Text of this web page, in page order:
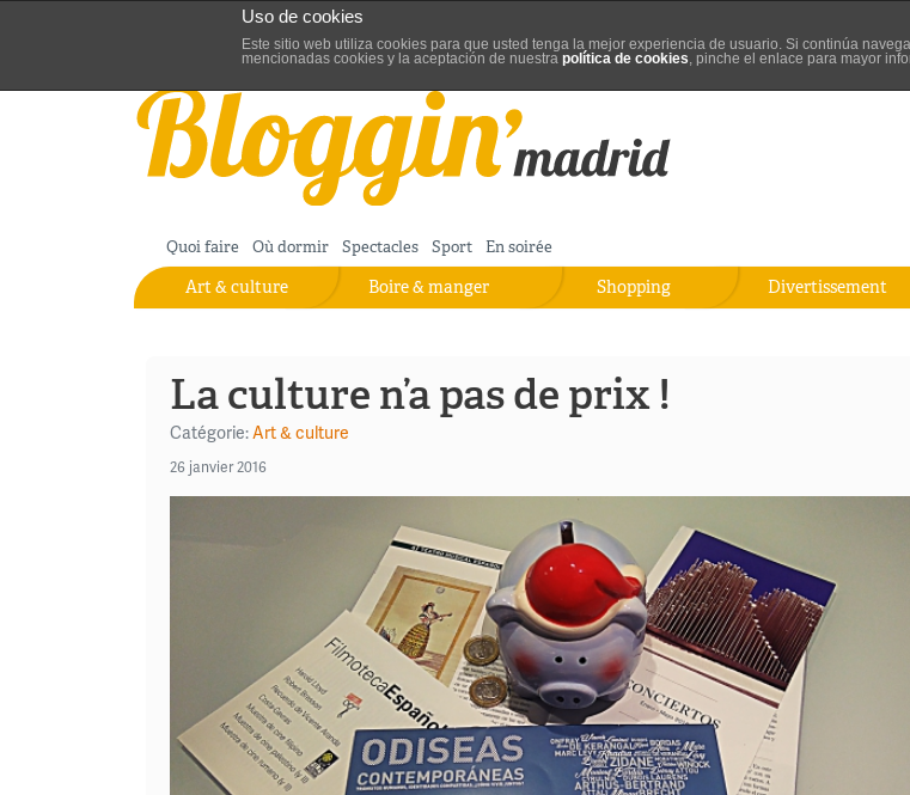
Uso de cookies
Este sitio web utiliza cookies para que usted tenga la mejor experiencia de usuario. Si continúa
mencionadas cookies y la aceptación de nuestra política de cookies, pinche el enlace para mayor
Blog de turisme de Madrid
Quoi faire Où dormir Spectacles Sport En soirée
Divertissement
Shopping
Boire & manger
Art & culture
La culture n’a pas de prix !
Catégorie:Art & culture
26 janvier 2016